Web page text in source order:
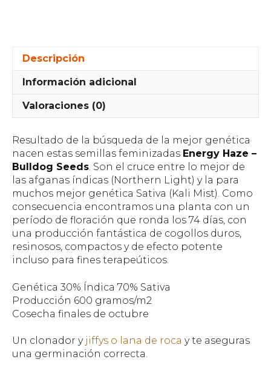
Descripción
Información adicional
Valoraciones (0)
Resultado de la búsqueda de la mejor genética
nacen estas semillas feminizadas Energy Haze –
Bulldog Seeds. Son el cruce entre lo mejor de
las afganas índicas (Northern Light) y la para
muchos mejor genética Sativa (Kali Mist). Como
consecuencia encontramos una planta con un
período de floración que ronda los 74 días, con
una producción fantástica de cogollos duros,
resinosos, compactos y de efecto potente
incluso para fines terapeúticos.
Genética 30% Índica 70% Sativa
Producción 600 gramos/m2
Cosecha finales de octubre
Un clonador y jiffys o lana de roca y te aseguras
una germinación correcta.